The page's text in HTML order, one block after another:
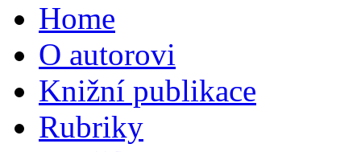
Home
O autorovi
Knižní publikace
Rubriky